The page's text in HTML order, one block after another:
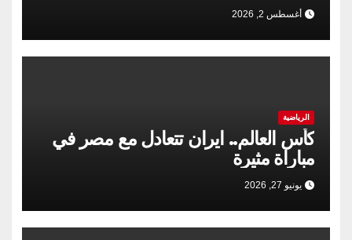
أغسطس 2, 2026
الرياضية
كأس العالم.. ايران تتعادل مع مصر في
مباراة مثيرة
يونيو 27, 2026